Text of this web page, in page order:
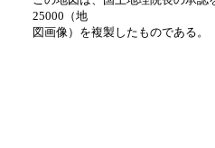
25000（地
図画像）を複製したものである